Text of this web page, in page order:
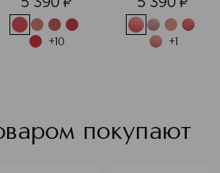
+10
матовым
финишем
+1
покупают